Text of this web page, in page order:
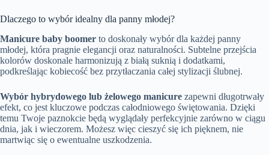
Dlaczego to wybór idealny dla panny młodej?
Manicure baby boomer to doskonały wybór dla każdej panny
młodej, która pragnie elegancji oraz naturalności. Subtelne przejścia
kolorów doskonale harmonizują z białą suknią i dodatkami,
podkreślając kobiecość bez przytłaczania całej stylizacji ślubnej.
Wybór hybrydowego lub żelowego manicure zapewni długotrwały
efekt, co jest kluczowe podczas całodniowego świętowania. Dzięki
temu Twoje paznokcie będą wyglądały perfekcyjnie zarówno w ciągu
dnia, jak i wieczorem. Możesz więc cieszyć się ich pięknem, nie
martwiąc się o ewentualne uszkodzenia.